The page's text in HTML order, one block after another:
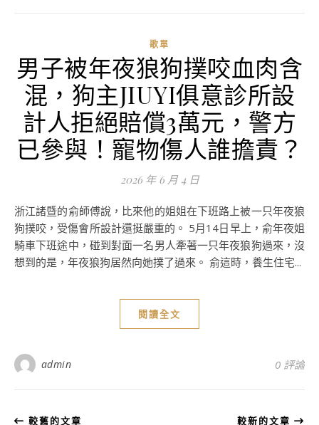
歌單
男子被年夜狼狗撲咬血肉含
混，狗主JIUYI俱意診所設
計人拒絕賠償3萬元，警方
已參與！寵物傷人誰擔責？
2026 年 6 月 4 日
浙江諸暨的俞師傅說，比來他的姐姐在下班路上被一只年夜狼
狗撲咬，受傷會所設計還挺嚴重的。 5月14日早上，俞年夜姐
騎車下班途中，碰到對面一名男人牽著一只年夜狼狗過來，沒
想到的是，年夜狼狗居然向她撲了過來。 俞這時，養生住宅...
閱讀全文
admin 0 評論
較舊的文章 較新的文章